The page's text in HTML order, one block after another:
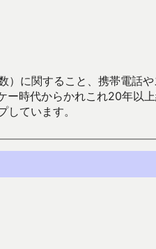
に関すること、携帯電
ー時代からかれこれ20年
ています。